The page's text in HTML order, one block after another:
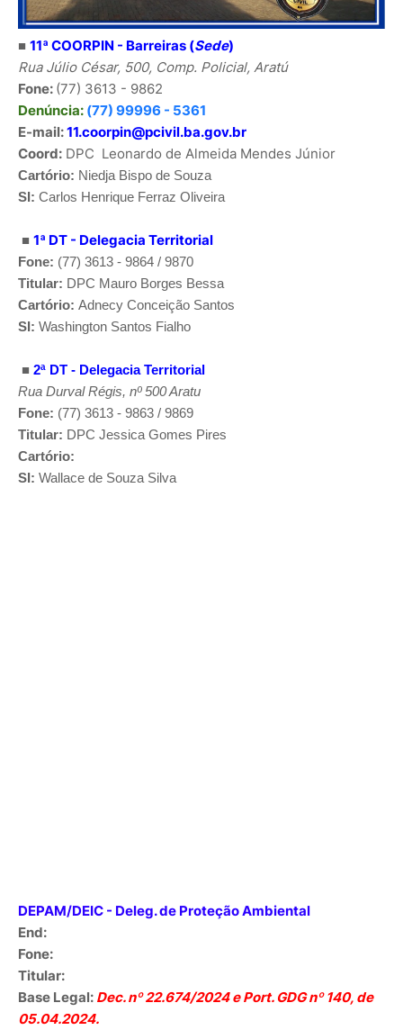
■ 11ª COORPIN - Barreiras (Sede)
Rua Júlio César, 500, Comp. Policial, Aratú
Fone: (77) 3613 - 9862
Denúncia: (77) 99996 - 5361
E-mail:11.coorpin@pcivil.ba.gov.br
Coord: DPC Leonardo de Almeida Mendes Júnior
Cartório: Niedja Bispo de Souza
SI: Carlos Henrique Ferraz Oliveira
■ 1ª DT - Delegacia Territorial
Fone: (77) 3613 - 9864 / 9870
Titular: DPC Mauro Borges Bessa
Cartório: Adnecy Conceição Santos
SI: Washington Santos Fialho
■ 2ª DT - Delegacia Territorial
Rua Durval Régis, nº 500 Aratu
Fone: (77) 3613 - 9863 / 9869
Titular: DPC Jessica Gomes Pires
Cartório:
SI: Wallace de Souza Silva
DEPAM/DEIC - Deleg. de Proteção Ambiental
End:
Fone:
Titular:
Base Legal: Dec. nº 22.674/2024 e Port. GDG nº 140, de
05.04.2024.